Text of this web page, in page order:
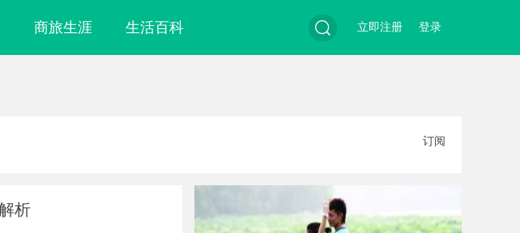
商旅生涯 生活百科 登录
立即注册
订阅
析